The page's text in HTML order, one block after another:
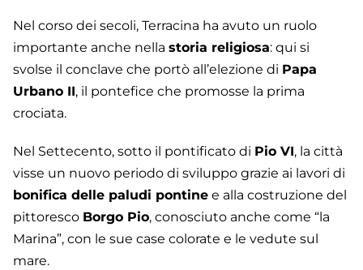
Nel corso dei secoli, Terracina ha avuto un ruolo
importante anche nella storia religiosa: qui si
svolse il conclave che portò all’elezione di Papa
Urbano II, il pontefice che promosse la prima
crociata.
Nel Settecento, sotto il pontificato di Pio VI, la città
visse un nuovo periodo di sviluppo grazie ai lavori di
bonifica delle paludi pontine e alla costruzione del
pittoresco Borgo Pio, conosciuto anche come “la
Marina”, con le sue case colorate e le vedute sul
mare.